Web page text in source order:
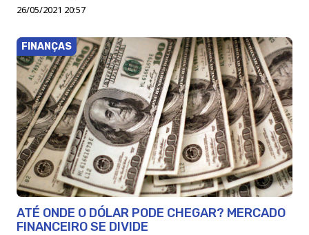
26/05/2021 20:57
FINANÇAS
ATÉ ONDE O DÓLAR PODE CHEGAR? MERCADO
FINANCEIRO SE DIVIDE